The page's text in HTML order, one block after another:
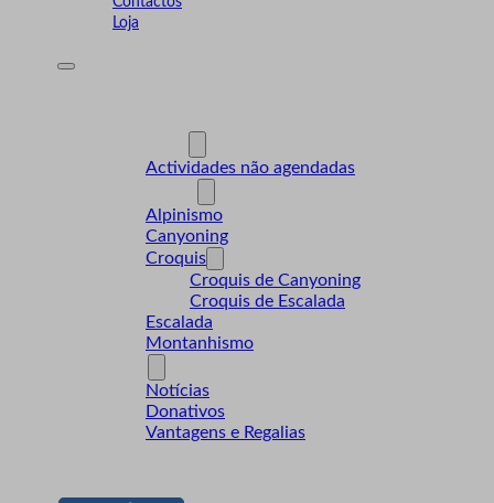
Loja
Actividades não agendadas
Alpinismo
Canyoning
Croquis
Croquis de Canyoning
Croquis de Escalada
Escalada
Montanhismo
Notícias
Donativos
Vantagens e Regalias